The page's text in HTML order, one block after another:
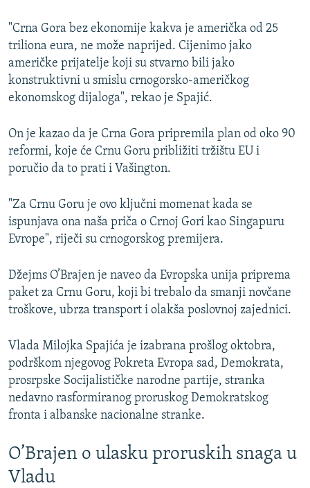
"Crna Gora bez ekonomije kakva je američka od 25
triliona eura, ne može naprijed. Cijenimo jako
američke prijatelje koji su stvarno bili jako
konstruktivni u smislu crnogorsko-američkog
ekonomskog dijaloga", rekao je Spajić.
On je kazao da je Crna Gora pripremila plan od oko 90
reformi, koje će Crnu Goru približiti tržištu EU i
poručio da to prati i Vašington.
"Za Crnu Goru je ovo ključni momenat kada se
ispunjava ona naša priča o Crnoj Gori kao Singapuru
Evrope", riječi su crnogorskog premijera.
Džejms O’Brajen je naveo da Evropska unija priprema
paket za Crnu Goru, koji bi trebalo da smanji novčane
troškove, ubrza transport i olakša poslovnoj zajednici.
Vlada Milojka Spajića je izabrana prošlog oktobra,
podrškom njegovog Pokreta Evropa sad, Demokrata,
prosrpske Socijalističke narodne partije, stranka
nedavno rasformiranog proruskog Demokratskog
fronta i albanske nacionalne stranke.
O’Brajen o ulasku proruskih snaga u
Vladu